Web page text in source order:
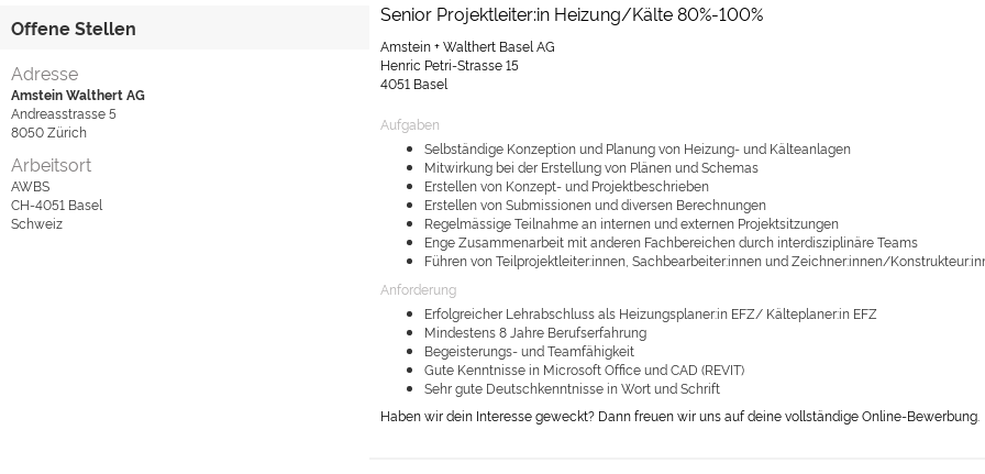
Offene Stellen
Adresse
Amstein Walthert AG
Andreasstrasse 5
8050Zürich
Arbeitsort
AWBS
CH-4051 Basel
Schweiz
Senior Projektleiter:in Heizung/Kälte 80%-100%
Amstein + Walthert Basel AG
Henric Petri-Strasse 15
4051 Basel
Aufgaben
Selbständige Konzeption und Planung von Heizung- und Kälteanlagen
Mitwirkung bei der Erstellung von Plänen und Schemas
Erstellen von Konzept- und Projektbeschrieben
Erstellen von Submissionen und diversen Berechnungen
Regelmässige Teilnahme an internen und externen Projektsitzungen
Enge Zusammenarbeit mit anderen Fachbereichen durch interdisziplinäre Teams
Führen von Teilprojektleiter:innen, Sachbearbeiter:innen und Zeichner:innen/
Anforderung
Erfolgreicher Lehrabschluss als Heizungsplaner:in EFZ/ Kälteplaner:in EFZ
Mindestens 8 Jahre Berufserfahrung
Begeisterungs- und Teamfähigkeit
Gute Kenntnisse in Microsoft Office und CAD (REVIT)
Sehr gute Deutschkenntnisse in Wort und Schrift
Haben wir dein Interesse geweckt? Dann freuen wir uns auf deine vollständige Online-Bewerbung.